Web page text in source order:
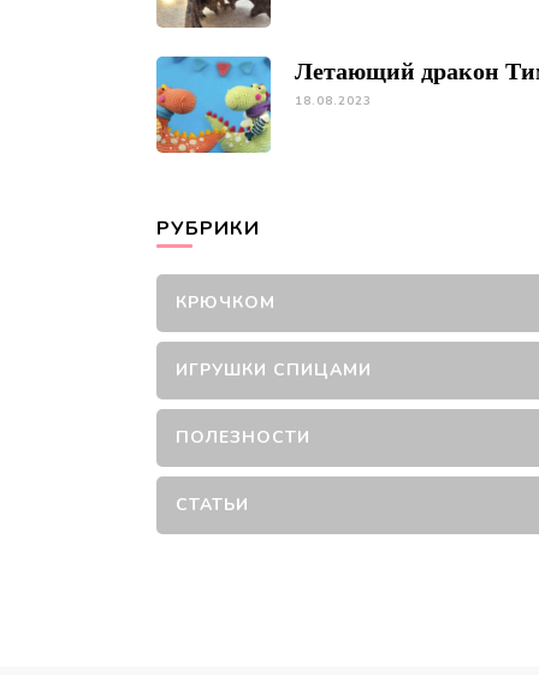
Летающий дракон
18.08.2023
РУБРИКИ
КРЮЧКОМ
ИГРУШКИ СПИЦАМИ
ПОЛЕЗНОСТИ
СТАТЬИ